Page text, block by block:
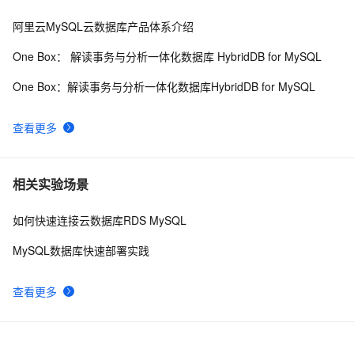
查看更多
阿里云MySQL云数据库产品体系介绍
One Box： 解读事务与分析一体化数据库 HybridDB for MySQL
One Box：解读事务与分析一体化数据库HybridDB for MySQL
相关实验场景
查看更多
如何快速连接云数据库RDS MySQL
MySQL数据库快速部署实践